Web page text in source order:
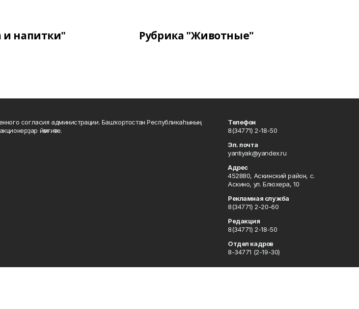
и напитки" Рубрика "Животные"
согласия администрации. Башҡортостан Республикаһының
йәмғиәте.
Телефон
8(34771) 2-18-50
Эл. почта
yantiyak@yandex.ru
Адрес
452880, Аскинский район, с.
Аскино, ул. Блюхера, 10
Рекламная служба
8(34771) 2-20-60
Редакция
8(34771) 2-18-50
Отдел кадров
8-34771 (2-19-30)